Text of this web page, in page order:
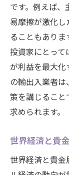
です。例えば
易摩擦が激化
ることもあり
投資家にとって
が利益を最大化
の輸出入業者
策を講じるこ
求められます。
世界経済と貴
世界経済と貴